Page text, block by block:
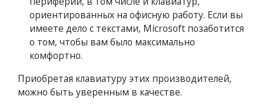
ориентированных на офисную работу. Если вы
имеете дело с текстами, Microsoft позаботится
о том, чтобы вам было максимально
комфортно.
Приобретая клавиатуру этих производителей,
можно быть уверенным в качестве.